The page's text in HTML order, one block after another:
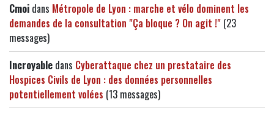
Cmoi dans Métropole de Lyon : marche et vélo dominent les
demandes de la consultation "Ça bloque ? On agit !" (23
messages)
Incroyable dans Cyberattaque chez un prestataire des
Hospices Civils de Lyon : des données personnelles
potentiellement volées (13 messages)